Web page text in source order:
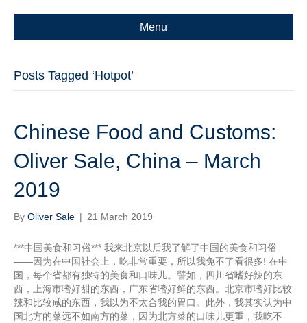
Menu
Posts Tagged ‘Hotpot’
Chinese Food and Customs:
Oliver Sale, China – March
2019
By Oliver Sale | 21 March 2019
***中国美食和习俗*** 我来北京以后我了解了中国的美食和习俗
——因为在中国社会上，吃非常重要，所以我免不了看很多! 在中
国，每个省都有独特的美食和口味儿。譬如，四川省嗜好辣的东
西，上海市嗜好甜的东西，广东省嗜好鲜的东西。北京市嗜好比较
辣和比较咸的东西，我以为不太合我的胃口。此外，我其实认为中
国北方的菜远不如南方的菜，因为北方菜的口味儿更重，我吃不